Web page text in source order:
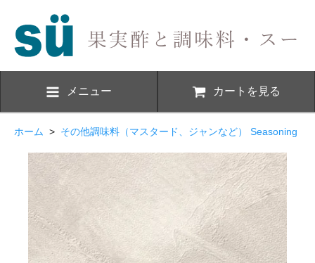
メニュー カートを見る
ホーム > その他調味料（マスタード、ジャンなど） Seasoning